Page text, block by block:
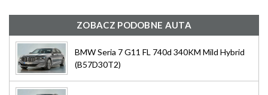
ZOBACZ PODOBNE AUTA
BMW Seria 7 G11 FL 740d 340KM Mild Hybrid
(B57D30T2)